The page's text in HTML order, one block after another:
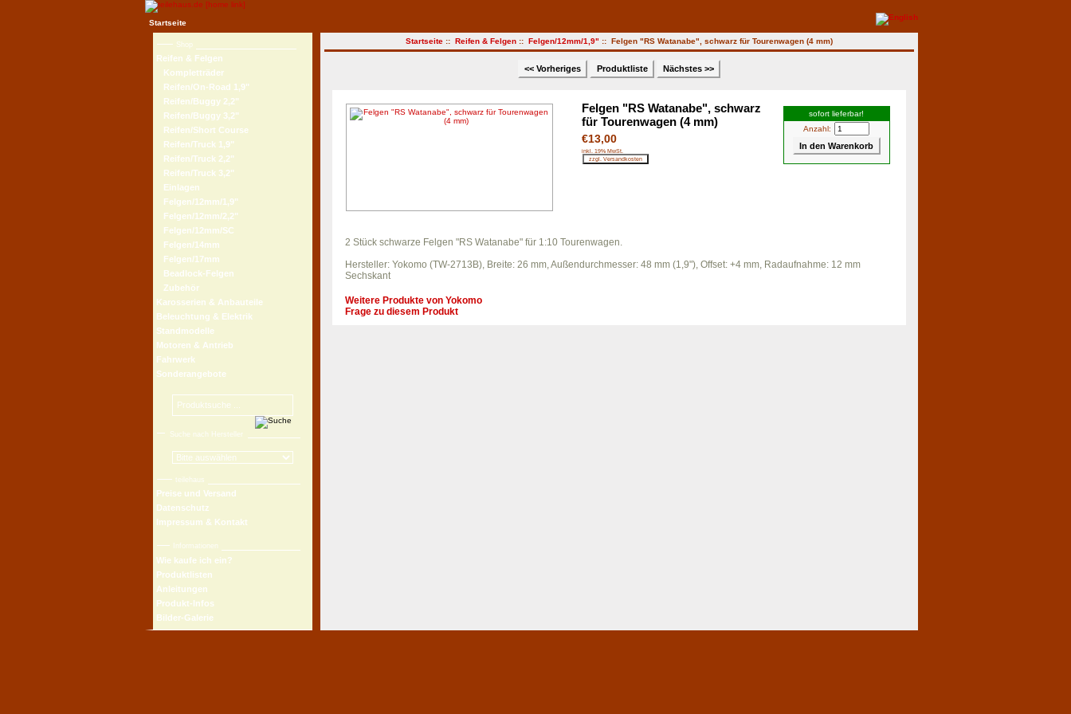
Startseite
Shop
Reifen & Felgen
Kompletträder
Reifen/On-Road 1,9"
Reifen/Buggy 2,2"
Reifen/Buggy 3,2"
Reifen/Short Course
Reifen/Truck 1,9"
Reifen/Truck 2,2"
Reifen/Truck 3,2"
Einlagen
Felgen/12mm/1,9"
Felgen/12mm/2,2"
Felgen/12mm/SC
Felgen/14mm
Felgen/17mm
Beadlock-Felgen
Zubehör
Karosserien & Anbauteile
Beleuchtung & Elektrik
Standmodelle
Motoren & Antrieb
Fahrwerk
Sonderangebote
Suche nach Hersteller
teilehaus
Preise und Versand
Datenschutz
Impressum & Kontakt
Informationen
Wie kaufe ich ein?
Produktlisten
Anleitungen
Produkt-Infos
Bilder-Galerie
Startseite :: Reifen & Felgen :: Felgen/12mm/1,9" :: Felgen "RS Watanabe", schwarz für Tourenwagen (4 mm)
<< Vorheriges Produktliste Nächstes >>
sofort lieferbar!
Anzahl:
Felgen "RS Watanabe", schwarz
für Tourenwagen (4 mm)
€13,00
inkl. 19% MwSt.
2 Stück schwarze Felgen "RS Watanabe" für 1:10 Tourenwagen.
Hersteller: Yokomo (TW-2713B), Breite: 26 mm, Außendurchmesser: 48 mm (1,9"), Offset: +4 mm, Radaufnahme: 12 mm
Sechskant
Weitere Produkte von Yokomo
Frage zu diesem Produkt